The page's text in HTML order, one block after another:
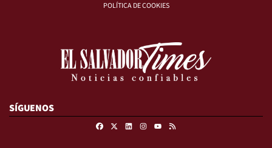
POLÍTICA DE COOKIES
SÍGUENOS
FacebookLinkedinInstagram